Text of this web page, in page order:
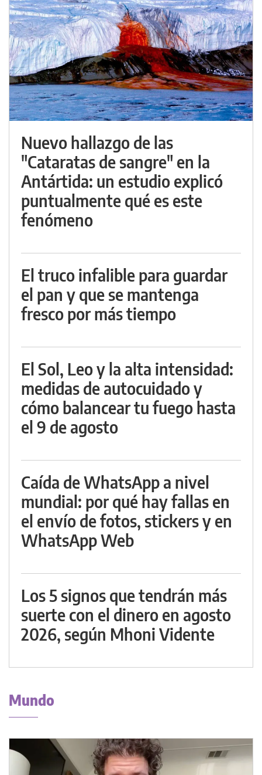
Nuevo hallazgo de las
"Cataratas de sangre" en la
Antártida: un estudio explicó
puntualmente qué es este
fenómeno
El truco infalible para guardar
el pan y que se mantenga
fresco por más tiempo
El Sol, Leo y la alta intensidad:
medidas de autocuidado y
cómo balancear tu fuego hasta
el 9 de agosto
Caída de WhatsApp a nivel
mundial: por qué hay fallas en
el envío de fotos, stickers y en
WhatsApp Web
Los 5 signos que tendrán más
suerte con el dinero en agosto
2026, según Mhoni Vidente
Mundo